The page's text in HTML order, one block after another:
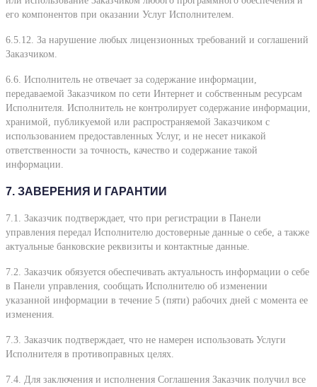
его компонентов при оказании Услуг Исполнителем.
6.5.12. За нарушение любых лицензионных требований и соглашений
Заказчиком.
6.6. Исполнитель не отвечает за содержание информации,
передаваемой Заказчиком по сети Интернет и собственным ресурсам
Исполнителя. Исполнитель не контролирует содержание информации,
хранимой, публикуемой или распространяемой Заказчиком с
использованием предоставленных Услуг, и не несет никакой
ответственности за точность, качество и содержание такой
информации.
7. ЗАВЕРЕНИЯ И ГАРАНТИИ
7.1. Заказчик подтверждает, что при регистрации в Панели
управления передал Исполнителю достоверные данные о себе, а также
актуальные банковские реквизиты и контактные данные.
7.2. Заказчик обязуется обеспечивать актуальность информации о себе
в Панели управления, сообщать Исполнителю об изменении
указанной информации в течение 5 (пяти) рабочих дней с момента ее
изменения.
7.3. Заказчик подтверждает, что не намерен использовать Услуги
Исполнителя в противоправных целях.
7.4. Для заключения и исполнения Соглашения Заказчик получил все